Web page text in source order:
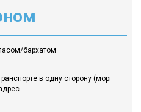
бархатом
в одну сторону (морг